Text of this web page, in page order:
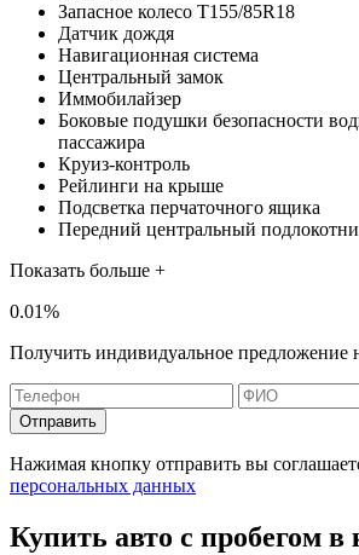
Запасное колесо T155/85R18
Датчик дождя
Навигационная система
Центральный замок
Иммобилайзер
Боковые подушки безопасности
пассажира
Круиз-контроль
Рейлинги на крыше
Подсветка перчаточного ящика
Передний центральный
Показать больше +
0.01%
Получить индивидуальное предложение
Отправить
Нажимая кнопку отправить вы
персональных данных
Купить авто с пробегом в